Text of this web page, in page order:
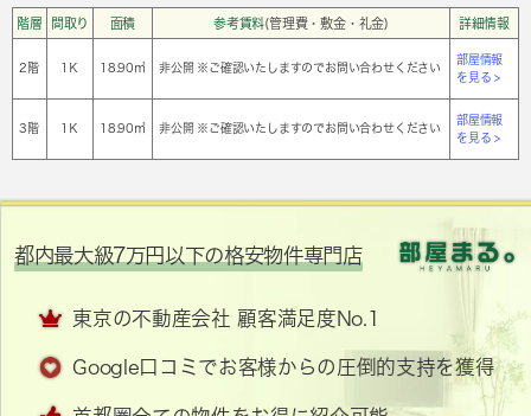
階層 間取り 面積 参考賃料(管理費・敷金・礼金) 詳細情報
2階 1Ｋ 18.90㎡ 非公開 ※ご確認いたしますのでお問い合わせください
部屋情報
を見る >
3階 1Ｋ 18.90㎡ 非公開 ※ご確認いたしますのでお問い合わせください
部屋情報
を見る >
都内最大級7万円以下の格安物件専門店
東京の不動産会社 顧客満足度No.1
Google口コミでお客様からの圧倒的支持を獲得